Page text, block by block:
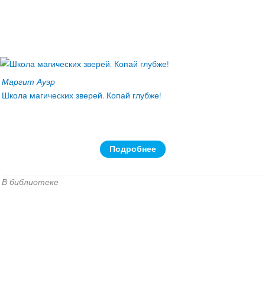
Маргит Ауэр
Школа магических зверей. Копай глубже!
Подробнее
В библиотеке